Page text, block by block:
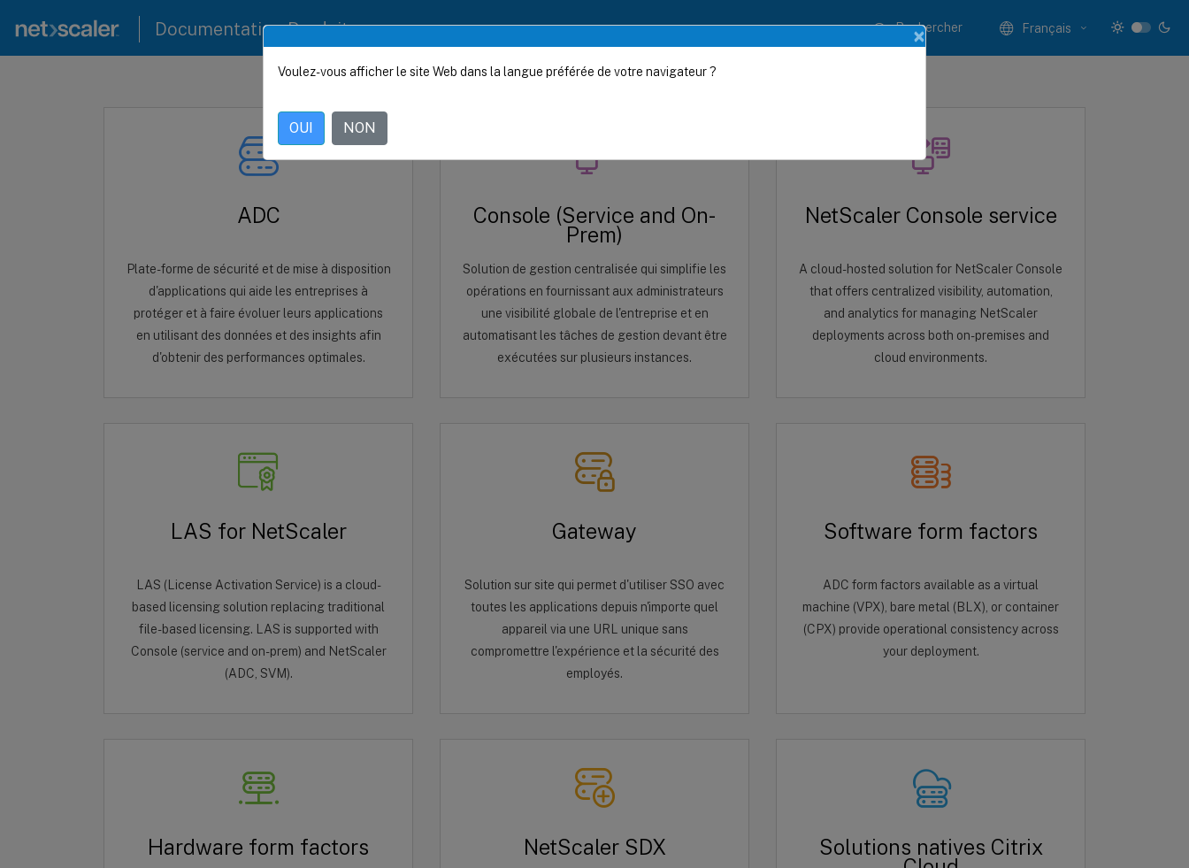
Documentation Produit Rechercher Français
ADC
Plate-forme de sécurité et de mise à disposition
d'applications qui aide les entreprises à
protéger et à faire évoluer leurs applications
en utilisant des données et des insights afin
d'obtenir des performances optimales.
Console (Service and On-
Prem)
Solution de gestion centralisée qui simplifie les
opérations en fournissant aux administrateurs
une visibilité globale de l'entreprise et en
automatisant les tâches de gestion devant être
exécutées sur plusieurs instances.
NetScaler Console service
A cloud-hosted solution for NetScaler Console
that offers centralized visibility, automation,
and analytics for managing NetScaler
deployments across both on-premises and
cloud environments.
LAS for NetScaler
LAS (License Activation Service) is a cloud-
based licensing solution replacing traditional
file-based licensing. LAS is supported with
Console (service and on-prem) and NetScaler
(ADC, SVM).
Gateway
Solution sur site qui permet d'utiliser SSO avec
toutes les applications depuis n'importe quel
appareil via une URL unique sans
compromettre l'expérience et la sécurité des
employés.
Software form factors
ADC form factors available as a virtual
machine (VPX), bare metal (BLX), or container
(CPX) provide operational consistency across
your deployment.
Hardware form factors NetScaler SDX Solutions natives Citrix
×
Voulez-vous afficher le site Web dans la langue préférée de votre navigateur ?
OUI NON